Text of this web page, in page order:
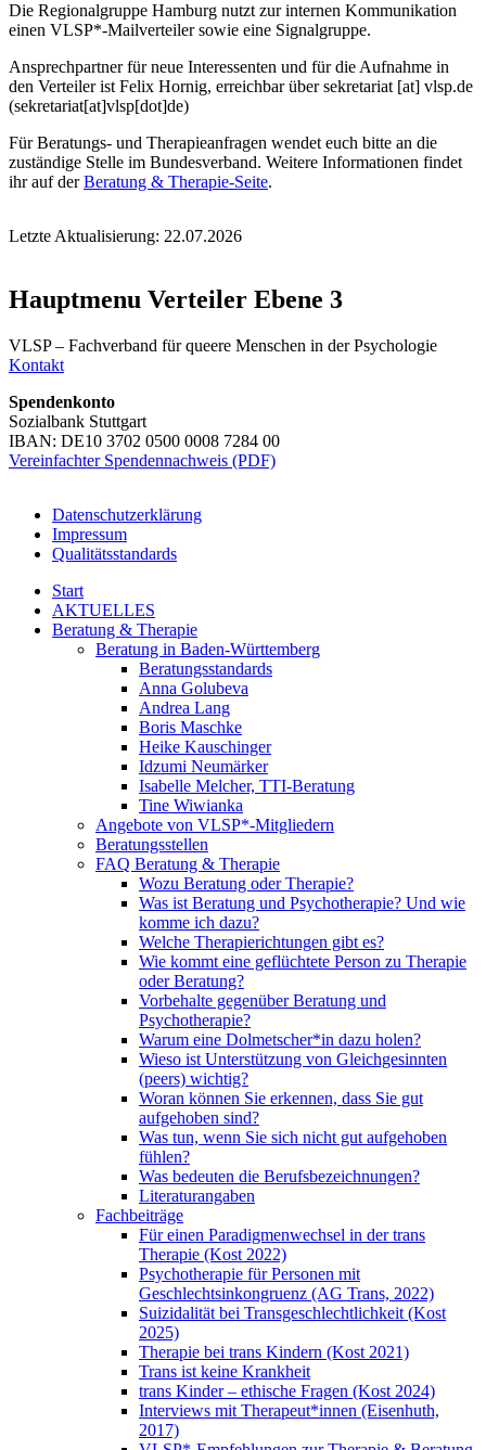
Die Regionalgruppe Hamburg nutzt zur internen Kommunikation
einen VLSP*-Mailverteiler sowie eine Signalgruppe.
Ansprechpartner für neue Interessenten und für die Aufnahme in
den Verteiler ist Felix Hornig, erreichbar übersekretariat [at] vlsp.de
(sekretariat[at]vlsp[dot]de)
Für Beratungs- und Therapieanfragen wendet euch bitte an die
zuständige Stelle im Bundesverband. Weitere Informationen findet
ihr auf derBeratung & Therapie-Seite.
Letzte Aktualisierung: 22.07.2026
Hauptmenu Verteiler Ebene 3
VLSP – Fachverband für queere Menschen in der Psychologie
Kontakt
Spendenkonto
Sozialbank Stuttgart
IBAN: DE10 3702 0500 0008 7284 00
Vereinfachter Spendennachweis (PDF)
Datenschutzerklärung
Impressum
Qualitätsstandards
Start
AKTUELLES
Beratung & Therapie
Beratung in Baden-Württemberg
Beratungsstandards
Anna Golubeva
Andrea Lang
Boris Maschke
Heike Kauschinger
Idzumi Neumärker
Isabelle Melcher, TTI-Beratung
Tine Wiwianka
Angebote von VLSP*-Mitgliedern
Beratungsstellen
FAQ Beratung & Therapie
Wozu Beratung oder Therapie?
Was ist Beratung und Psychotherapie? Und wie
komme ich dazu?
Welche Therapierichtungen gibt es?
Wie kommt eine geflüchtete Person zu Therapie
oder Beratung?
Vorbehalte gegenüber Beratung und
Psychotherapie?
Warum eine Dolmetscher*in dazu holen?
Wieso ist Unterstützung von Gleichgesinnten
(peers) wichtig?
Woran können Sie erkennen, dass Sie gut
aufgehoben sind?
Was tun, wenn Sie sich nicht gut aufgehoben
fühlen?
Was bedeuten die Berufsbezeichnungen?
Literaturangaben
Fachbeiträge
Für einen Paradigmenwechsel in der trans
Therapie (Kost 2022)
Psychotherapie für Personen mit
Geschlechtsinkongruenz (AG Trans, 2022)
Suizidalität bei Transgeschlechtlichkeit (Kost
2025)
Therapie bei trans Kindern (Kost 2021)
Trans ist keine Krankheit
trans Kinder – ethische Fragen (Kost 2024)
Interviews mit Therapeut*innen (Eisenhuth,
2017)